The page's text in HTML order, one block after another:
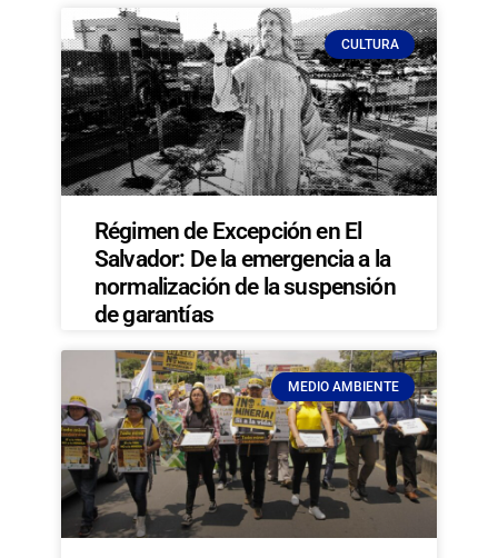
CULTURA
Régimen de Excepción en El
Salvador: De la emergencia a la
normalización de la suspensión
de garantías
MEDIO AMBIENTE